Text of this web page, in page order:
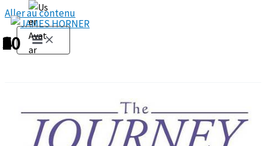
Aller au contenu
1
2
3
4
5
6
7
8
9
10